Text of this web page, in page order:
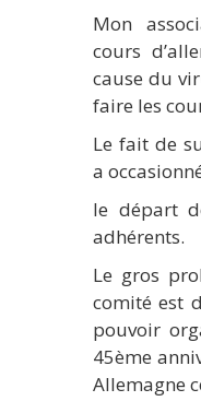
Mon
cours
cause du
faire les
Le fait de
a
le départ
adhérents.
Le gros
comité est
pouvoir
45ème
Allemagne